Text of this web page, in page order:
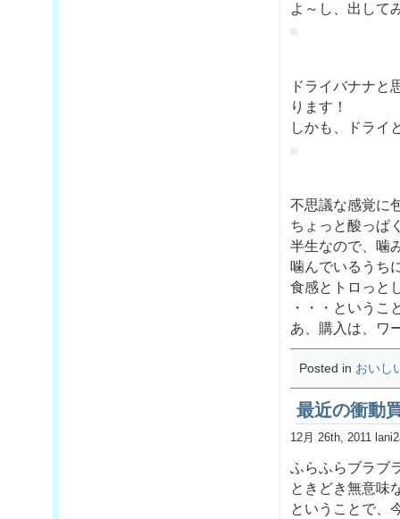
よ～し、出して
ドライバナナと
ります！
しかも、ドライ
不思議な感覚に
ちょっと酸っぱ
半生なので、噛
噛んでいるうち
食感とトロっと
・・・というこ
あ、購入は、ワ
Posted in おいし
最近の衝動
12月 26th, 2011
ふらふらブラブ
ときどき無意味
ということで、